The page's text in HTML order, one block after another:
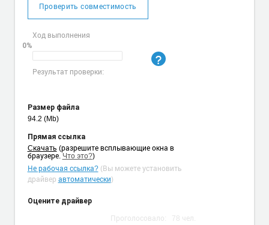
Проверить совместимость
Ход выполнения
0%
Результат проверки:
Размер файла
94.2 (Mb)
Прямая ссылка
Cкачать (разрешите всплывающие окна в
браузере. Что это?)
Не рабочая ссылка?(Вы можете установить
драйвер автоматически)
Оцените драйвер
Проголосовало: 78 чел.